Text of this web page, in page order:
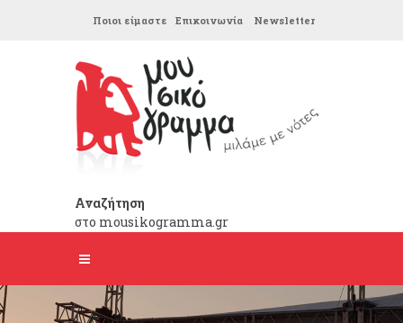
Ποιοι είμαστε Επικοινωνία Newsletter
Αναζήτηση
στο mousikogramma.gr